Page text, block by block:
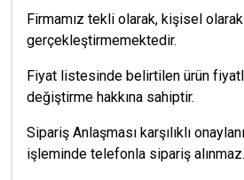
Firmamız tekli olarak, kişisel olarak
gerçekleştirmemektedir.
Fiyat listesinde belirtilen ürün
değiştirme hakkına sahiptir.
Sipariş Anlaşması karşılıklı
işleminde telefonla sipariş alınmaz.